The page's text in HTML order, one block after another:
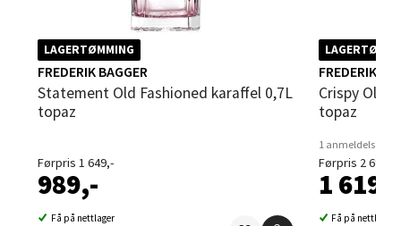
LAGERTØMMING
FREDERIK BAGGER
Statement Old Fashioned karaffel 0,7L
topaz
Førpris 1 649,-
989,-
Få på nettlager
FREDERIK
Crispy Old Fashioned karaffel 0,7L
topaz
1 anmeldelse
Førpris 2 699,-
1 619,-
Få på nettlager
Velg
Sandvika - Thon Senter Sandvika
Brodtkorbsgate 7, 1338 Sandvika
Åpent i dag 09-19